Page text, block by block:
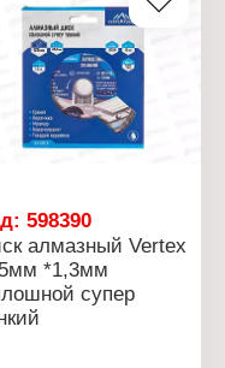
диаметр,
22,2
мм: 2,2
алмазного слоя,
частота
13350 об/мин
диска: турбо
598390
алмазный Vertex
*1,3мм
супер